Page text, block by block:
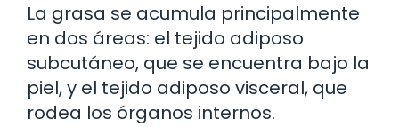
La grasa se acumula principalmente
en dos áreas: el tejido adiposo
subcutáneo, que se encuentra bajo la
piel, y el tejido adiposo visceral, que
rodea los órganos internos.